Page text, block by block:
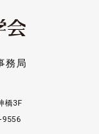
務局
橋3F
9556